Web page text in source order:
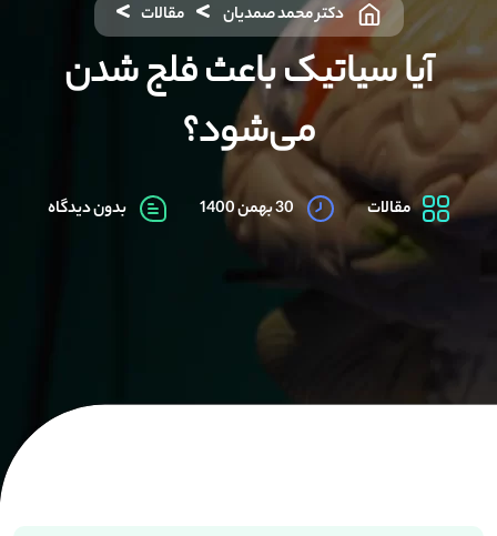
دکتر محمد صمدیان مقالات
آیا سیاتیک باعث فلج شدن
می‌شود؟
مقالات بدون دیدگاه